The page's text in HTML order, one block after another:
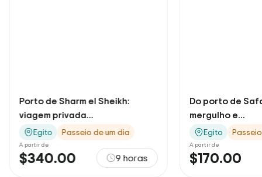
Porto de Sharm el Sheikh:
viagem privada...
Egito Passeio de um dia
A partir de
$340.00 9 horas
Do porto de
mergulho e...
Egito
A partir de
$170.00